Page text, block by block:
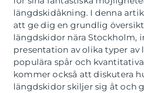
längdskidåkning. I denna
att ge dig en grundlig
längdskidor nära Stockholm,
presentation av olika typer av
populära spår och
kommer också att diskutera
längdskidor skiljer sig åt och